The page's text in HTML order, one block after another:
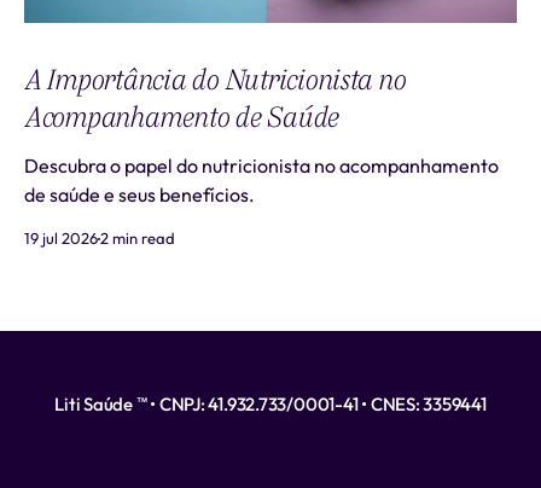
A Importância do Nutricionista no
Acompanhamento de Saúde
Descubra o papel do nutricionista no acompanhamento
de saúde e seus benefícios.
19 jul 20262 min read
Liti Saúde ™ • CNPJ: 41.932.733/0001-41 • CNES: 3359441